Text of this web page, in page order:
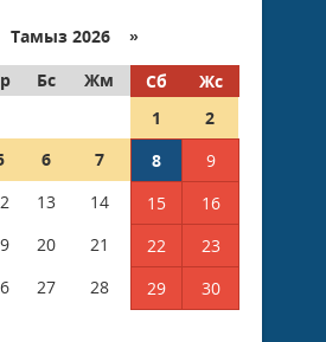
Тамыз 2026 »
Бс Жм Сб
Жс
1
2
6 7 8
9
13 14 15
16
20 21 22
23
27 28 29
30